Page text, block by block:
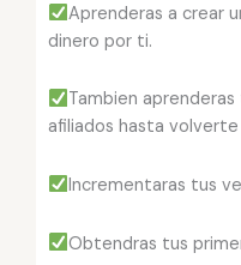
Aprenderas a crear
dinero por ti.
Tambien
afiliados hasta
Incrementaras tus
Obtendras tus